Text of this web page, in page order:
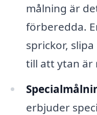
målning är
förberedda.
sprickor,
till att ytan är
erbjuder